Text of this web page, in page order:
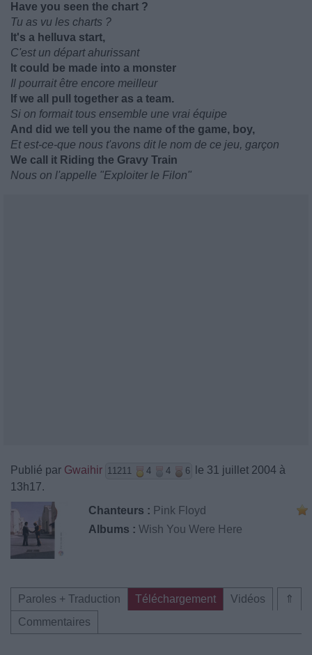
Have you seen the chart ?
Tu as vu les charts ?
It's a helluva start,
C'est un départ ahurissant
It could be made into a monster
Il pourrait être encore meilleur
If we all pull together as a team.
Si on formait tous ensemble une vrai équipe
And did we tell you the name of the game, boy,
Et est-ce-que nous t'avons dit le nom de ce jeu, garçon
We call it Riding the Gravy Train
Nous on l'appelle "Exploiter le Filon"
Publié par Gwaihir 11211 4 4 6
le 31 juillet 2004 à
13h17.
Chanteurs : Pink Floyd
Albums : Wish You Were Here
⇑
Paroles + Traduction Téléchargement
Vidéos
Commentaires